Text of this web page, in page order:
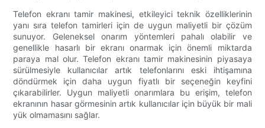
Telefon ekranı tamir makinesi, etkileyici teknik özelliklerinin
yanı sıra telefon tamirleri için de uygun maliyetli bir çözüm
sunuyor. Geleneksel onarım yöntemleri pahalı olabilir ve
genellikle hasarlı bir ekranı onarmak için önemli miktarda
paraya mal olur. Telefon ekranı tamir makinesinin piyasaya
sürülmesiyle kullanıcılar artık telefonlarını eski ihtişamına
döndürmek için daha uygun fiyatlı bir seçeneğin keyfini
çıkarabilirler. Uygun maliyetli onarımlara bu erişim, telefon
ekranının hasar görmesinin artık kullanıcılar için büyük bir mali
yük olmamasını sağlar.